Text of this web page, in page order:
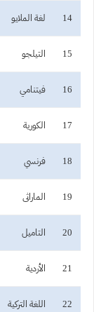
14 لغة الملايو
15 التيلجو
16 فيتنامي
17 الكورية
18 فرنسي
19 الماراثى
20 التاميل
21 الأردية
22 اللغة التركية